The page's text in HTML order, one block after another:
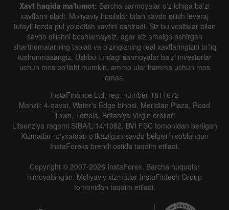
Xavf haqida ma'lumot: Barcha sarmoyalar o'z ichiga ba'zi
xavflarni oladi. Moliyaviy hosilalar bilan savdo qilish leveraj
tufayli tezda pul yo'qotish xavfini oshiradi. Siz bu vositalar bilan
savdo qilishni boshlamaysiz, agar siz amalga oshirgan
shartnomalarning tabiati va o'zingizning real xavflaringizni to'liq
tushunmasangiz. Ushbu turdagi sarmoyalar ba'zi investorlar
uchun mos bo'lishi mumkin, ammo ular hamma uchun mos
emas.
InstaFinance Ltd, reg. number 1811672
Manzil: 4-qavat, Water's Edge binosi, Meridian Plaza, Road
Town, Tortola, Britaniya Virgin orollari
Litsenziya raqami SIBA/L/14/1082, BVI FSC tomonidan berilgan
Xizmatlar ro'yxatdan o'tkazilgan savdo belgisi hisoblangan
InstaForeks brendi ostida taqdim etiladi.
Copyright © 2007-2026 InstaForex. Barcha huquqlar
himoyalangan. Moliyaviy xizmatlar InstaFintech Group
tomonidan taqdim etiladi.